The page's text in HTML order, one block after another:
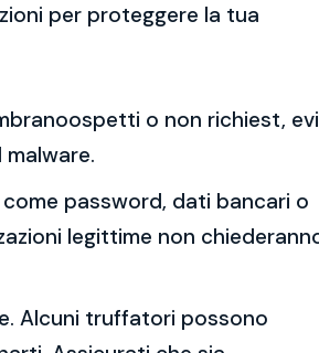
per proteggere la tua
o non richiest,
password, dati bancari o
legittime non
Alcuni truffatori possono